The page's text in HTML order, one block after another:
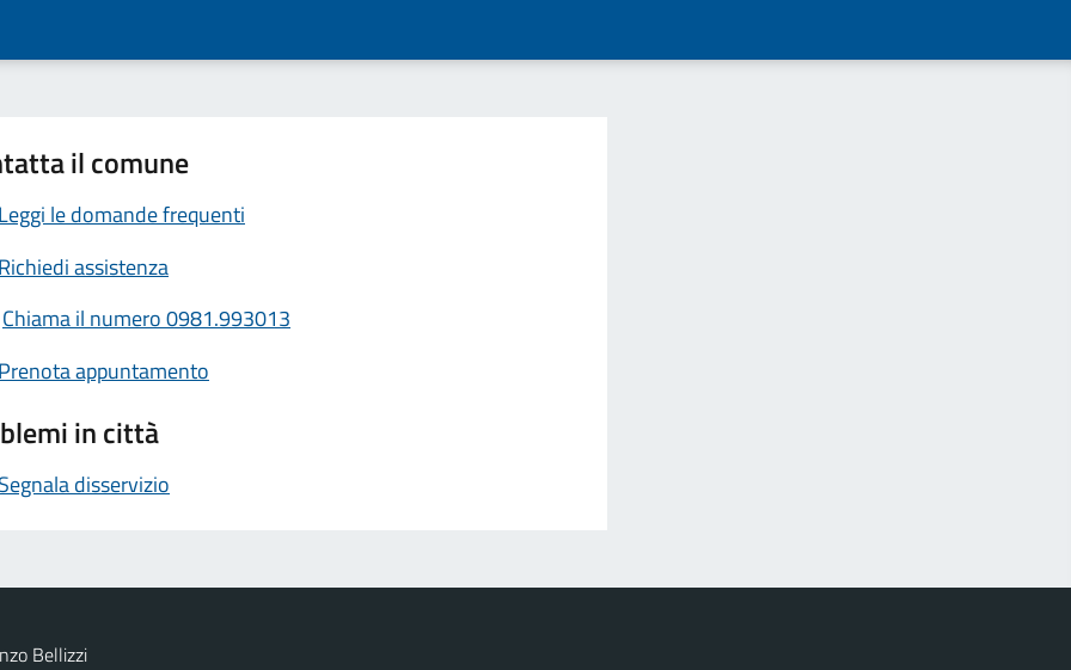
il comune
Leggi le domande frequenti
Richiedi assistenza
Chiama il numero 0981.993013
Prenota appuntamento
in città
Segnala disservizio
Bellizzi